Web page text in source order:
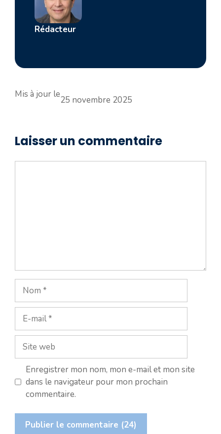
Rédacteur
Mis à jour le
25 novembre 2025
Laisser un commentaire
Nom
mail
Site
web
Enregistrer mon nom, mon e-mail et mon site
dans le navigateur pour mon prochain
commentaire.